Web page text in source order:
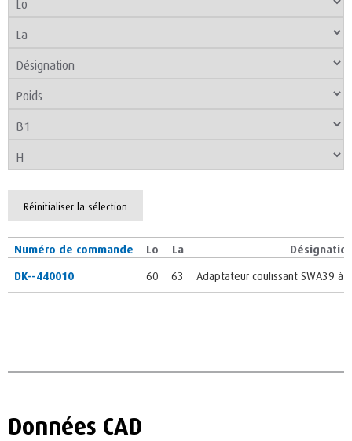
Réinitialiser la sélection
Numéro de commande Lo La
DK--440010
60 63 Adaptateur coulissant SWA39 à
Données CAD